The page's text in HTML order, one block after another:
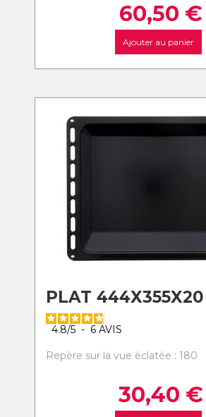
60,50 €
Ajouter au panier
PLAT 444X355X20
4.8/5 - 6 AVIS
Repère sur la vue éclatée : 180
30,40 €